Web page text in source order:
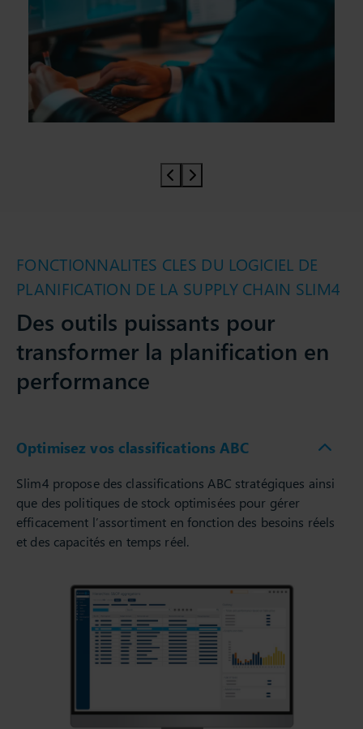
Prev slider
Prev slider
FONCTIONNALITES CLES DU LOGICIEL DE
PLANIFICATION DE LA SUPPLY CHAIN SLIM4
Des outils puissants pour
transformer la planification en
performance
Optimisez vos classifications ABC
Slim4 propose des classifications ABC stratégiques ainsi
que des politiques de stock optimisées pour gérer
efficacement l’assortiment en fonction des besoins réels
et des capacités en temps réel.